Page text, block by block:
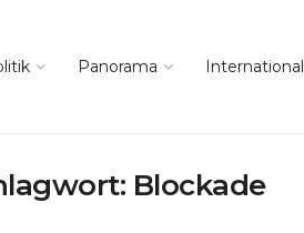
Panorama International
Blockade